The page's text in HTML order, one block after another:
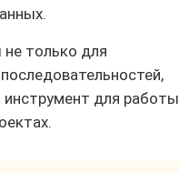
только для
инструмент для работы